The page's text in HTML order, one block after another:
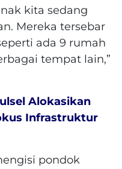
kita sedang
Mereka tersebar
ada 9 rumah
tempat lain,”
Alokasikan
Infrastruktur
pondok